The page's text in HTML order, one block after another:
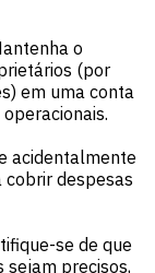
o
(por
em uma conta
acidentalmente
despesas
se de que
precisos,